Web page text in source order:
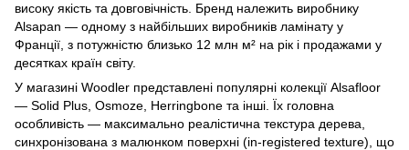
високу якість та довговічність. Бренд належить виробнику
Alsapan — одному з найбільших виробників ламінату у
Франції, з потужністю близько 12 млн м² на рік і продажами у
десятках країн світу.
У магазині Woodler представлені популярні колекції Alsafloor
— Solid Plus, Osmoze, Herringbone та інші. Їх головна
особливість — максимально реалістична текстура дерева,
синхронізована з малюнком поверхні (in-registered texture), що